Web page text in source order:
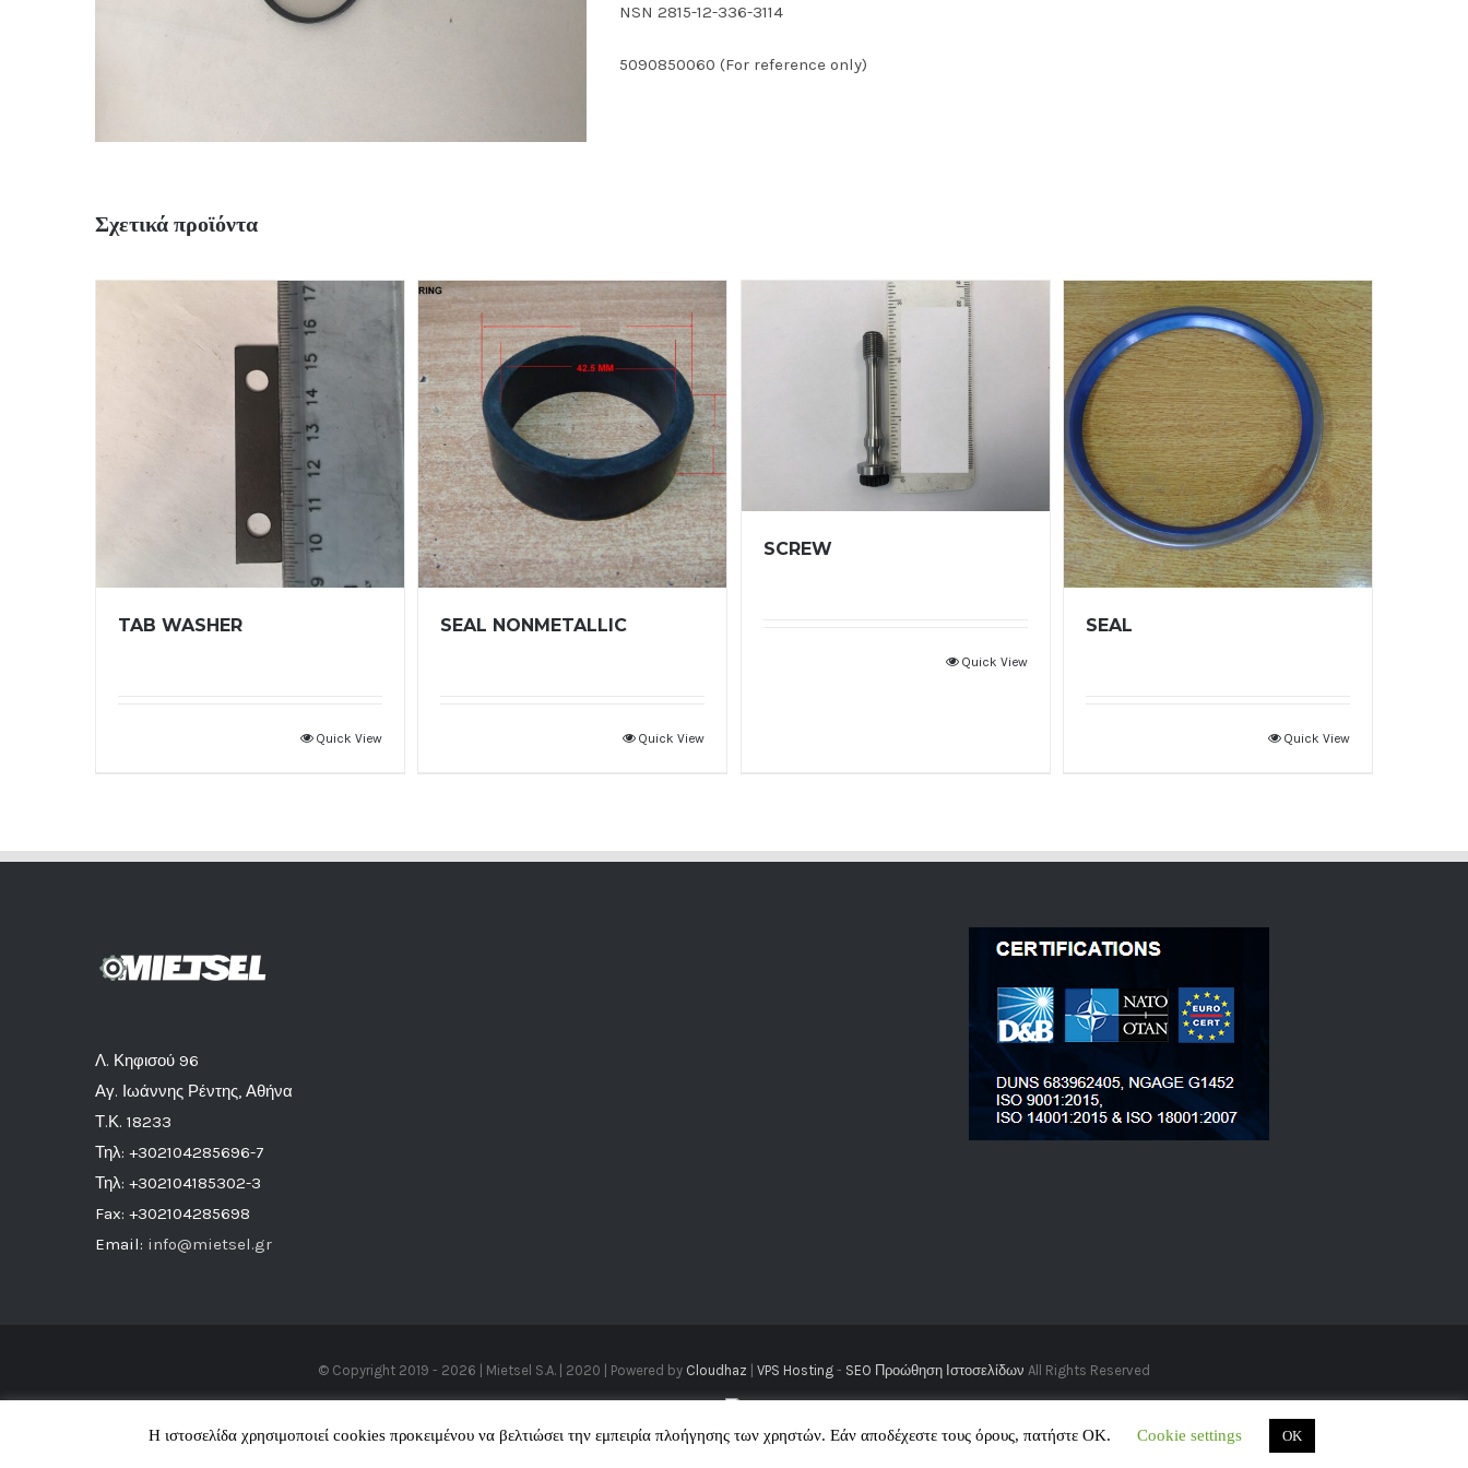
NSN 2815-12-336-3114
5090850060 (For reference only)
Σχετικά προϊόντα
TAB WASHER
Quick View
SEAL NONMETALLIC
Quick View
SCREW
Quick View
SEAL
Quick View
Λ. Κηφισού 96
Αγ. Ιωάννης Ρέντης, Αθήνα
Τ.Κ. 18233
Τηλ: +302104285696-7
Τηλ: +302104185302-3
Fax: +302104285698
Email: info@mietsel.gr
© Copyright 2019 - 2026 | Mietsel S.A. | 2020 | Powered by Cloudhaz VPS Hosting - SEO Προώθηση Ιστοσελίδων All Rights Reserved
Η ιστοσελίδα χρησιμοποιεί cookies προκειμένου να βελτιώσει την εμπειρία πλοήγησης των χρηστών. Εάν αποδέχεστε τους όρους, πατήστε ΟΚ. Cookie settings OK